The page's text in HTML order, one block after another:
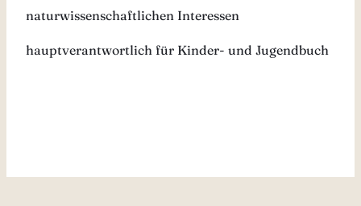
naturwissenschaftlichen Interessen
hauptverantwortlich für Kinder- und Jugendbuch